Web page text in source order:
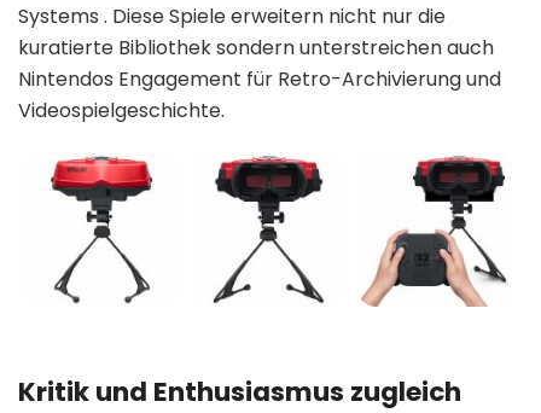
Systems . Diese Spiele erweitern nicht nur die
kuratierte Bibliothek sondern unterstreichen auch
Nintendos Engagement für Retro-Archivierung und
Videospielgeschichte.
Kritik und Enthusiasmus zugleich